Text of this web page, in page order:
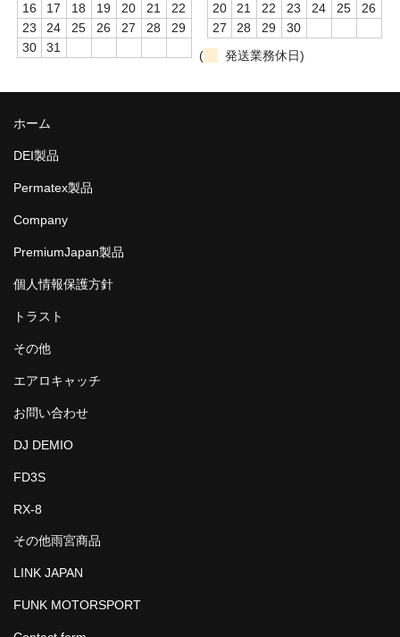
16
17 18 19 20 21
22
23
24 25 26 27 28
29
30
31
20
21 22 23 24 25
26
27
28 29
30
(
発送業務休日)
ホーム
DEI製品
Permatex製品
Company
PremiumJapan製品
個人情報保護方針
トラスト
その他
エアロキャッチ
お問い合わせ
DJ DEMIO
FD3S
RX-8
その他雨宮商品
LINK JAPAN
FUNK MOTORSPORT